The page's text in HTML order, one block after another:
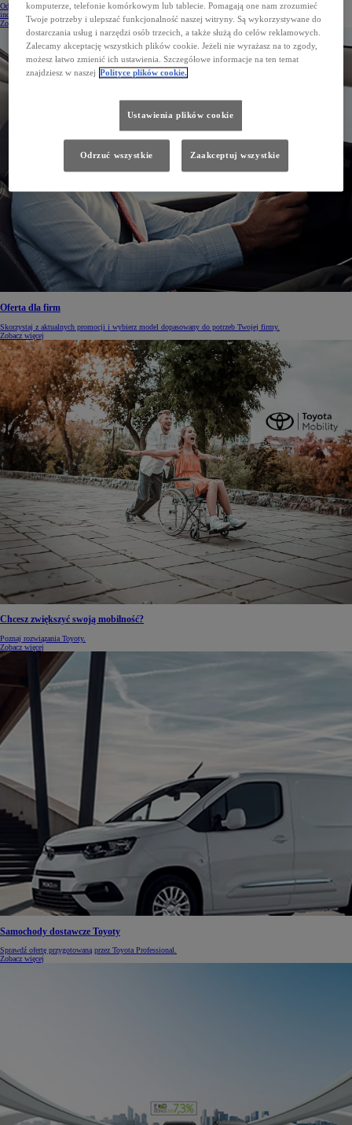
Odkryj aktualne promocje i korzyści na nowe samochody Toyota. Specjalne oferty dla klientów
indywidualnych czekają. Sprawdź aktualną ofertę.
Zobacz więcej
Oferta dla firm
Skorzystaj z aktualnych promocji i wybierz model dopasowany do potrzeb Twojej firmy.
Zobacz więcej
Chcesz zwiększyć swoją mobilność?
Poznaj rozwiązania Toyoty.
Zobacz więcej
Samochody dostawcze Toyoty
Sprawdź ofertę przygotowaną przez Toyota Professional.
Zobacz więcej
komputerze, telefonie komórkowym lub tablecie. Pomagają one nam zrozumieć
Twoje potrzeby i ulepszać funkcjonalność naszej witryny. Są wykorzystywane do
dostarczania usług i narzędzi osób trzecich, a także służą do celów reklamowych.
Zalecamy akceptację wszystkich plików cookie. Jeżeli nie wyrażasz na to zgody,
możesz łatwo zmienić ich ustawienia. Szczegółowe informacje na ten temat
znajdziesz w naszej Polityce plików cookie.
Ustawienia plików cookie
Odrzuć wszystkie Zaakceptuj wszystkie